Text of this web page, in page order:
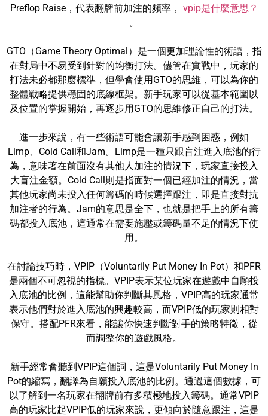
Preflop Raise，代表翻牌前加注的頻率， vpip是什麼意思？
。
GTO（Game Theory Optimal）是一個更加理論性的術語，指
在對局中不易受到針對的均衡打法。儘管在實戰中，玩家的
打法未必都那麼標準，但學會使用GTO的思維，可以為你的
整體戰略提供穩固的底線框架。新手玩家可以從基本範圍以
及位置的掌握開始，再逐步用GTO的思維修正自己的打法。
進一步來說，有一些術語可能會讓新手感到困惑，例如
Limp、Cold Call和Jam。Limp是一種只跟盲注進入底池的行
為，意味著在前面沒有其他人加注的情況下，玩家直接投入
大盲注金額。Cold Call則是指面對一個已經加注的情況，當
其他玩家尚未投入任何籌碼的時候選擇跟注，即是直接對抗
加注者的行為。Jam的意思是全下，也就是把手上的所有籌
碼都投入底池，這通常在需要施壓或籌碼量不足的情況下使
用。
在討論技巧時，VPIP（Voluntarily Put Money In Pot）和PFR
是兩個不可忽視的指標。VPIP表示某位玩家在遊戲中自願投
入底池的比例，這能幫助你判斷其風格，VPIP高的玩家通常
表示他們對於進入底池的興趣較高，而VPIP低的玩家則相對
保守。搭配PFR來看，能讓你快速判斷對手的策略特徵，從
而調整你的遊戲風格。
新手經常會聽到VPIP這個詞，這是Voluntarily Put Money In
Pot的縮寫，翻譯為自願投入底池的比例。通過這個數據，可
以了解到一名玩家在翻牌前有多積極地投入籌碼。通常VPIP
高的玩家比起VPIP低的玩家來說，更傾向於隨意跟注，這是